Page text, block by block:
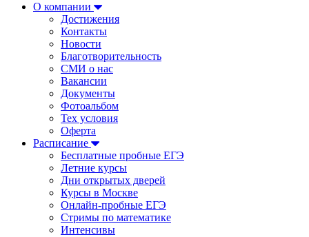
О компании
Достижения
Контакты
Новости
Благотворительность
СМИ о нас
Вакансии
Документы
Фотоальбом
Тех условия
Оферта
Расписание
Бесплатные пробные ЕГЭ
Летние курсы
Дни открытых дверей
Курсы в Москве
Онлайн-пробные ЕГЭ
Стримы по математике
Интенсивы